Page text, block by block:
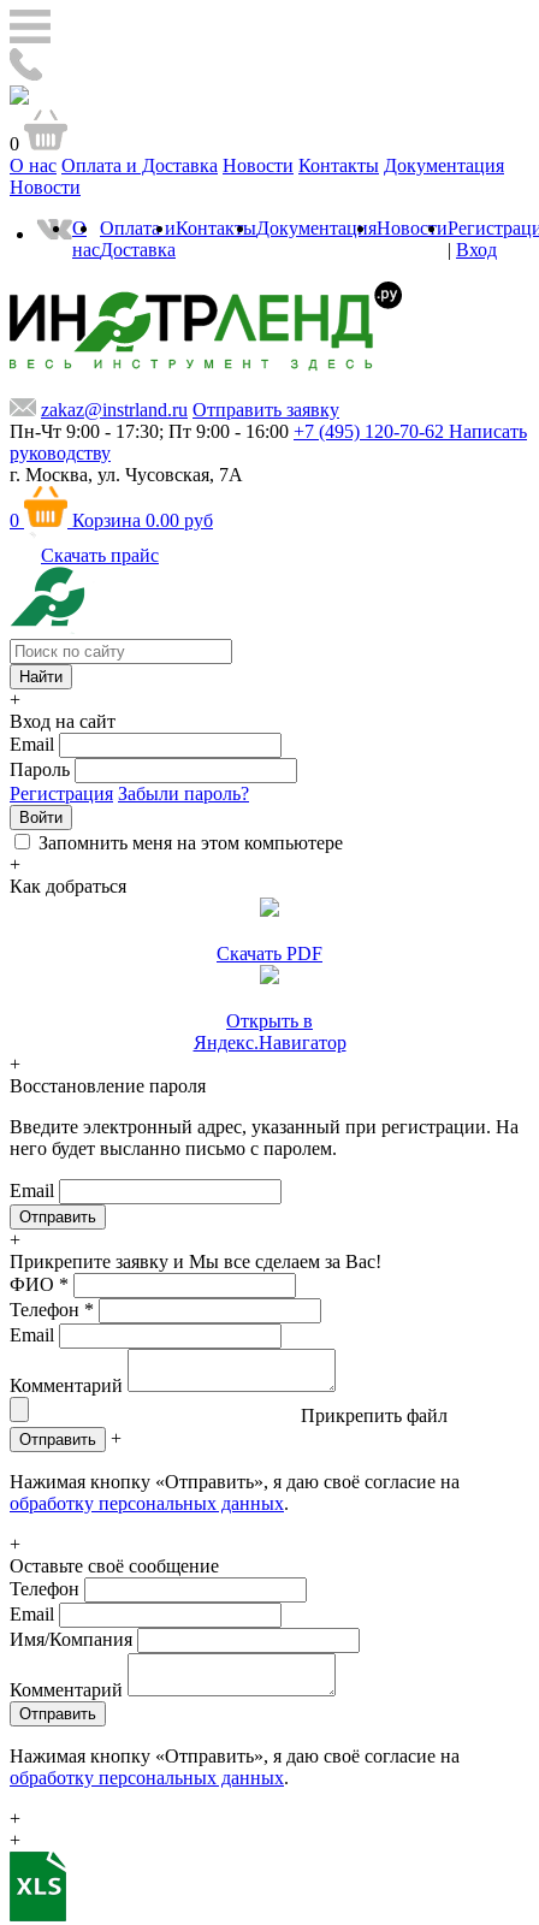
0
О нас Оплата и Доставка Новости Контакты Документация
Новости
О
нас
Оплата и
Доставка
КонтактыДокументацияНовости
| Вход
zakaz@instrland.ru Отправить заявку
Пн-Чт 9:00 - 17:30; Пт 9:00 - 16:00 +7 (495) 120-70-62 Написать
руководству
г. Москва, ул. Чусовская, 7А
0 Корзина 0.00 руб
Скачать прайс
+
Вход на сайт
Email
Пароль
Регистрация Забыли пароль?
Войти
Запомнить меня на этом компьютере
+
Как добраться
Скачать PDF
Открыть в
Яндекс.Навигатор
+
Восстановление пароля
Введите электронный адрес, указанный при регистрации. На
него будет высланно письмо с паролем.
Email
+
Прикрепите заявку и Мы все сделаем за Вас!
ФИО *
Телефон *
Email
Комментарий
Прикрепить файл
Отправить +
Нажимая кнопку «Отправить», я даю своё согласие на
обработку персональных данных.
+
Оставьте своё сообщение
Телефон
Email
Имя/Компания
Комментарий
Отправить
Нажимая кнопку «Отправить», я даю своё согласие на
обработку персональных данных.
+
+